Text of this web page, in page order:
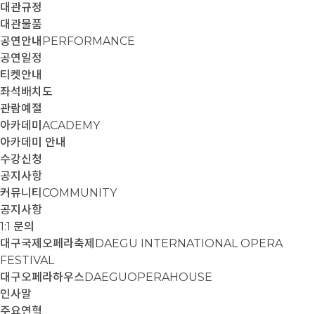
대관규정
대관물품
공연안내 PERFORMANCE
공연일정
티켓안내
좌석배치도
관람예절
아카데미 ACADEMY
아카데미 안내
수강신청
공지사항
커뮤니티 COMMUNITY
공지사항
1:1 문의
대구국제오페라축제 DAEGU INTERNATIONAL OPERA
FESTIVAL
대구오페라하우스DAEGUOPERAHOUSE
인사말
주요연혁